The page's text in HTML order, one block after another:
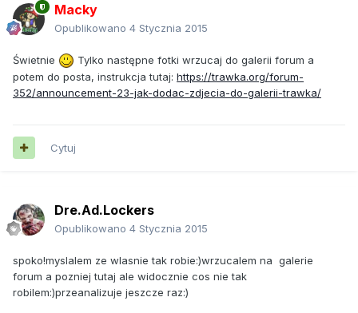
Macky
Opublikowano 4 Stycznia 2015
Świetnie
Tylko następne fotki wrzucaj do galerii forum a
potem do posta, instrukcja tutaj: https://trawka.org/forum-
352/announcement-23-jak-dodac-zdjecia-do-galerii-trawka/
Cytuj
Dre.Ad.Lockers
Opublikowano 4 Stycznia 2015
spoko!myslalem ze wlasnie tak robie:)wrzucalem na galerie
forum a pozniej tutaj ale widocznie cos nie tak
robilem:)przeanalizuje jeszcze raz:)